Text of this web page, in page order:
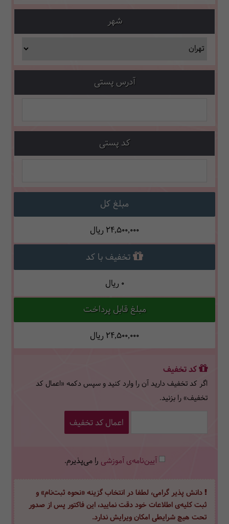
شهر
آدرس پستی
کد پستی
مبلغ کل
24,500,000 ریال
تخفیف با کد
0 ریال
مبلغ قابل پرداخت
24,500,000 ریال
کد تخفیف
اگر کد تخفیف دارید آن را وارد کنید و سپس دکمه «اعمال کد
تخفیف» را بزنید.
اعمال کد تخفیف
آیین‌نامه‌ی آموزشی را می‌پذیرم.
دانش پذیر گرامی، لطفا در انتخاب گزینه «نحوه ثبت‌نام» و
ثبت کلیه‌ی اطلاعات خود دقت نمایید، این فاکتور پس از صدور
تحت هیچ شرایطی امکان ویرایش ندارد.